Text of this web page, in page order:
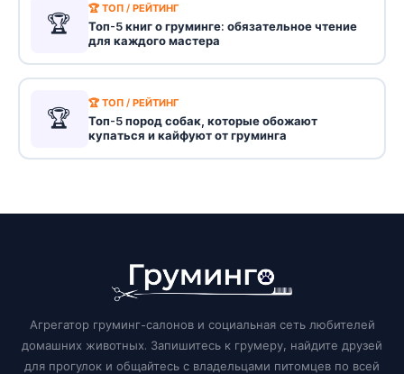
🏆
🏆 ТОП / РЕЙТИНГ
Топ-5 книг о груминге: обязательное чтение
для каждого мастера
🏆
🏆 ТОП / РЕЙТИНГ
Топ-5 пород собак, которые обожают
купаться и кайфуют от груминга
Агрегатор груминг-салонов и социальная сеть любителей
домашних животных. Запишитесь к грумеру, найдите друзей
для прогулок и общайтесь с владельцами питомцев по всей